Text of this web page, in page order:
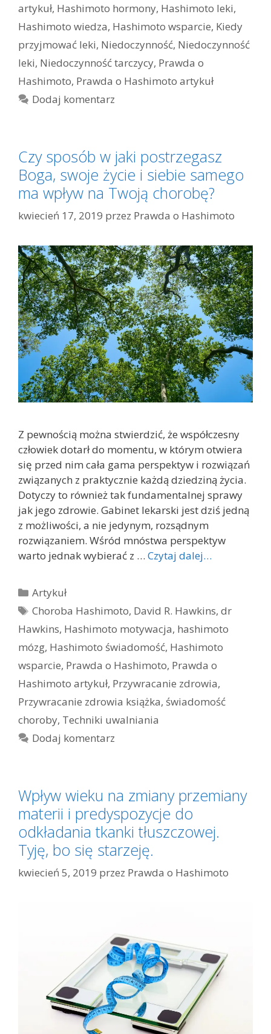
artykuł, Hashimoto hormony, Hashimoto leki,
Hashimoto wiedza, Hashimoto wsparcie, Kiedy
przyjmować leki, Niedoczynność, Niedoczynność
leki, Niedoczynność tarczycy, Prawda o
Hashimoto, Prawda o Hashimoto artykuł
Dodaj komentarz
Czy sposób w jaki postrzegasz
Boga, swoje życie i siebie samego
ma wpływ na Twoją chorobę?
kwiecień 17, 2019 przez Prawda o Hashimoto
Z pewnością można stwierdzić, że współczesny
człowiek dotarł do momentu, w którym otwiera
się przed nim cała gama perspektyw i rozwiązań
związanych z praktycznie każdą dziedziną życia.
Dotyczy to również tak fundamentalnej sprawy
jak jego zdrowie. Gabinet lekarski jest dziś jedną
z możliwości, a nie jedynym, rozsądnym
rozwiązaniem. Wśród mnóstwa perspektyw
warto jednak wybierać z … Czytaj dalej…
Kategorie
Artykuł
Tagi
Choroba Hashimoto, David R. Hawkins,dr
Hawkins, Hashimoto motywacja, hashimoto
mózg, Hashimoto świadomość, Hashimoto
wsparcie, Prawda o Hashimoto, Prawda o
Hashimoto artykuł, Przywracanie zdrowia,
Przywracanie zdrowia książka, świadomość
choroby, Techniki uwalniania
Dodaj komentarz
Wpływ wieku na zmiany przemiany
materii i predyspozycje do
odkładania tkanki tłuszczowej.
Tyję, bo się starzeję.
kwiecień 5, 2019 przez Prawda o Hashimoto